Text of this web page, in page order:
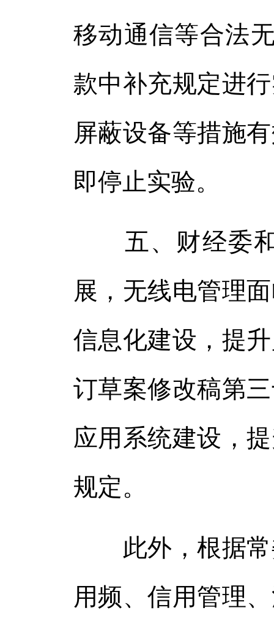
移动通信等合法
款中补充规定进
屏蔽设备等措施
即停止实验。
五、财经委和
展，无线电管理
信息化建设，提
订草案修改稿第
应用系统建设，
规定。
此外，根据常
用频、信用管理